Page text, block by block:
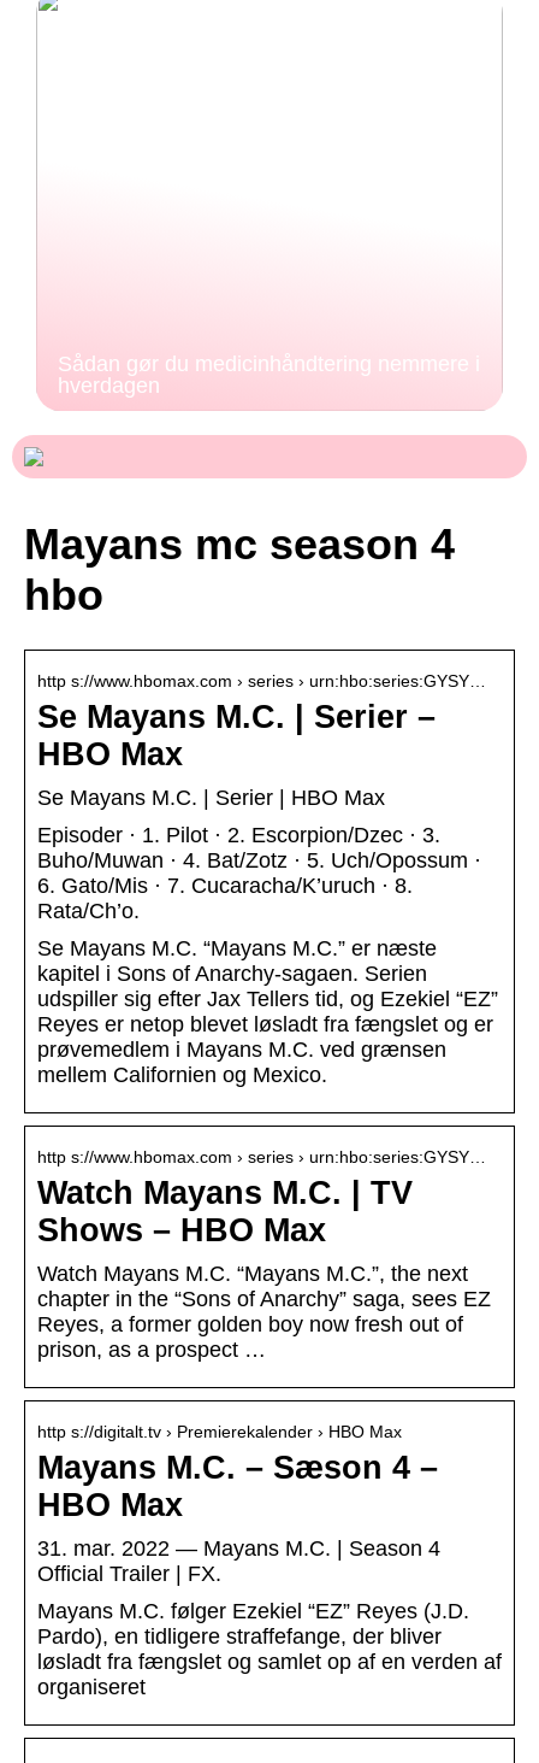
Sådan gør du medicinhåndtering nemmere i
hverdagen
Mayans mc season 4
hbo
http s://www.hbomax.com › series › urn:hbo:series:GYSY…
Se Mayans M.C. | Serier –
HBO Max
Se Mayans M.C. | Serier | HBO Max
Episoder · 1. Pilot · 2. Escorpion/Dzec · 3.
Buho/Muwan · 4. Bat/Zotz · 5. Uch/Opossum ·
6. Gato/Mis · 7. Cucaracha/K’uruch · 8.
Rata/Ch’o.
Se Mayans M.C. “Mayans M.C.” er næste
kapitel i Sons of Anarchy-sagaen. Serien
udspiller sig efter Jax Tellers tid, og Ezekiel “EZ”
Reyes er netop blevet løsladt fra fængslet og er
prøvemedlem i Mayans M.C. ved grænsen
mellem Californien og Mexico.
http s://www.hbomax.com › series › urn:hbo:series:GYSY…
Watch Mayans M.C. | TV
Shows – HBO Max
Watch Mayans M.C. “Mayans M.C.”, the next
chapter in the “Sons of Anarchy” saga, sees EZ
Reyes, a former golden boy now fresh out of
prison, as a prospect …
http s://digitalt.tv › Premierekalender › HBO Max
Mayans M.C. – Sæson 4 –
HBO Max
31. mar. 2022 — Mayans M.C. | Season 4
Official Trailer | FX.
Mayans M.C. følger Ezekiel “EZ” Reyes (J.D.
Pardo), en tidligere straffefange, der bliver
løsladt fra fængslet og samlet op af en verden af
organiseret